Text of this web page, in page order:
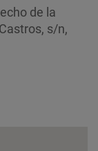
de la
s/n,